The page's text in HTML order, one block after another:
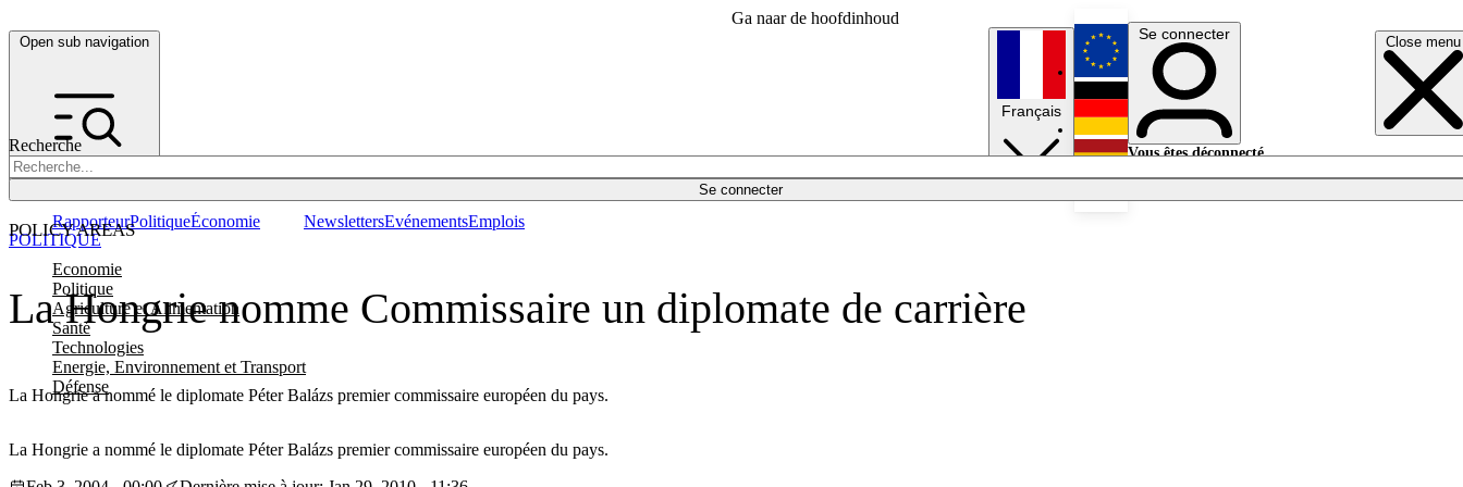
Ga naar de hoofdinhoud
Open sub navigation Close menu
Recherche
Se connecter
POLICY AREAS
Economie
Politique
Agriculture et Alimentation
Santé
Technologies
Energie, Environnement et Transport
Défense
RapporteurPolitiqueÉconomie NewslettersEvénementsEmplois
Français
English
Deutsch
Se connecter
Vous êtes déconnecté.
La Hongrie nomme Commissaire un diplomate de carrière
La Hongrie a nommé le diplomate Péter Balázs premier commissaire européen du pays.
POLITIQUE
La Hongrie a nommé le diplomate Péter Balázs premier commissaire européen du pays.